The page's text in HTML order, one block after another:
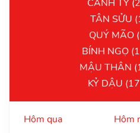
CANH TÝ
TÂN SỬU
QUÝ MÃO
BÍNH NGỌ
MẬU THÂN
KỶ DẬU
Hôm qua Hôm